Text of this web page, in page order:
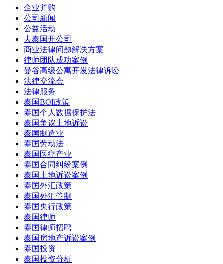
企业并购
公司新闻
公益活动
去泰国开公司
商业法律问题解决方案
律师团队成功案例
曼谷高级公寓开发法律诉讼
法律交流会
法律服务
泰国BOI政策
泰国个人数据保护法
泰国争议土地诉讼
泰国制造业
泰国劳动法
泰国医疗产业
泰国合同纠纷案例
泰国土地诉讼案例
泰国外汇政策
泰国外汇管制
泰国央行政策
泰国律师
泰国律师招聘
泰国房地产诉讼案例
泰国投资
泰国投资分析